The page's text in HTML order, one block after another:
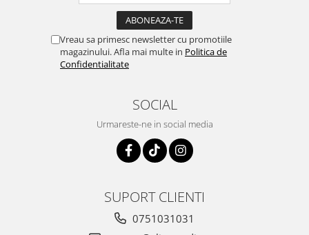
Vreau sa primesc newsletter cu promotiile
magazinului. Afla mai multe in Politica de
Confidentialitate
SOCIAL
Urmareste-ne in social media
SUPORT CLIENTI
0751031031